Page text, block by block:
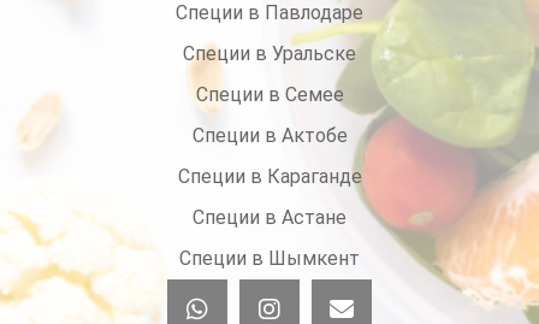
Специи в Павлодаре
Специи в Уральске
Специи в Семее
Специи в Актобе
Специи в Караганде
Специи в Астане
Специи в Шымкент